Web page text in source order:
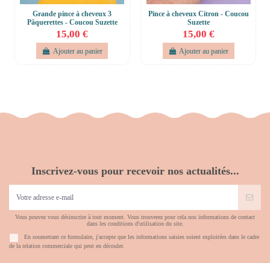
Grande pince à cheveux 3
Pâquerettes - Coucou Suzette
15,00 €
Ajouter au panier
Pince à cheveux Citron - Coucou
Suzette
15,00 €
Ajouter au panier
Inscrivez-vous pour recevoir nos actualités...
Vous pouvez vous désinscrire à tout moment. Vous trouverez pour cela nos informations de contact
dans les conditions d'utilisation du site.
En soumettant ce formulaire, j'accepte que les informations saisies soient exploitées dans le cadre
de la relation commerciale qui peut en découler.